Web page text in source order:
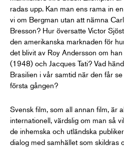
radas upp. Kan man ens rama in
vi om Bergman utan att nämna
Bresson? Hur översatte Victor
den amerikanska marknaden för
det blivit av Roy Andersson om
(1948) och Jacques Tati? Vad
Brasilien i vår samtid när den får se
första gången?
Svensk film, som all annan film, är
internationell, värdslig om man så
de inhemska och utländska
dialog med samhället som skildras